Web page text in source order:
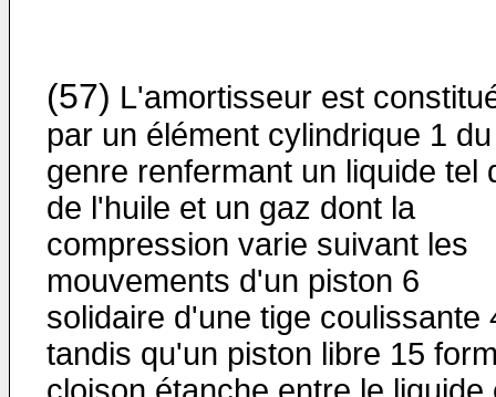
(57) L'amortisseur est
par un élément cylindrique 1 du
genre renfermant un liquide tel
de l'huile et un gaz dont la
compression varie suivant les
mouvements d'un piston 6
solidaire d'une tige coulissante
tandis qu'un piston libre 15